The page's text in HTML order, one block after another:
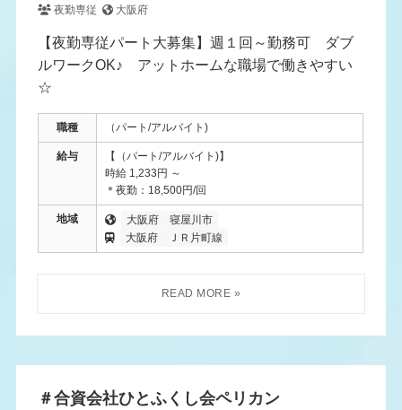
夜勤専従 大阪府
【夜勤専従パート大募集】週１回～勤務可 ダブ
ルワークOK♪ アットホームな職場で働きやすい
☆
職種 （パート/アルバイト)
給与
【（パート/アルバイト)】
時給 1,233円 ～
＊夜勤：18,500円/回
地域 大阪府
寝屋川市
大阪府
ＪＲ片町線
＃合資会社ひとふくし会ペリカン